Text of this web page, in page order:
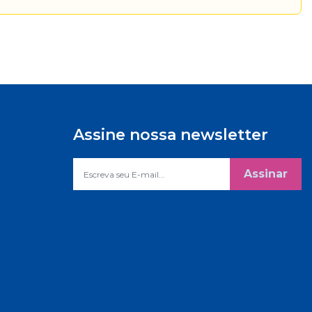
Assine nossa newsletter
Assinar